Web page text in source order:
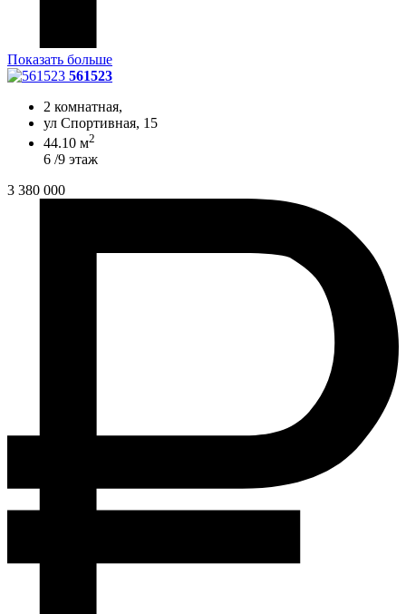
Показать больше
561523
2 комнатная,
ул Спортивная, 15
44.10 м2
6 /9 этаж
3 380 000